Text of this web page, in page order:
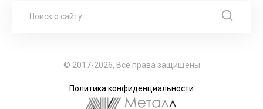
© 2017-2026, Все права защищены
Политика конфиденциальности